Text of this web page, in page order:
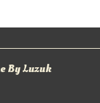
By Luzuk